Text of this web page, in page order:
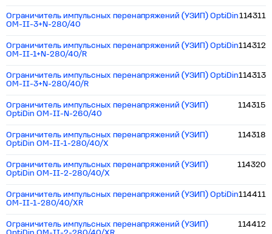
Ограничитель импульсных перенапряжений (УЗИП) OptiDin
OM-II-3+N-280/40
114311
Ограничитель импульсных перенапряжений (УЗИП) OptiDin
OM-II-1+N-280/40/R
114312
Ограничитель импульсных перенапряжений (УЗИП) OptiDin
OM-II-3+N-280/40/R
114313
Ограничитель импульсных перенапряжений (УЗИП)
OptiDin OM-II-N-260/40
114315
Ограничитель импульсных перенапряжений (УЗИП)
OptiDin OM-II-1-280/40/X
114318
Ограничитель импульсных перенапряжений (УЗИП)
OptiDin OM-II-2-280/40/X
114320
Ограничитель импульсных перенапряжений (УЗИП) OptiDin
OM-II-1-280/40/XR
114411
Ограничитель импульсных перенапряжений (УЗИП)
114412